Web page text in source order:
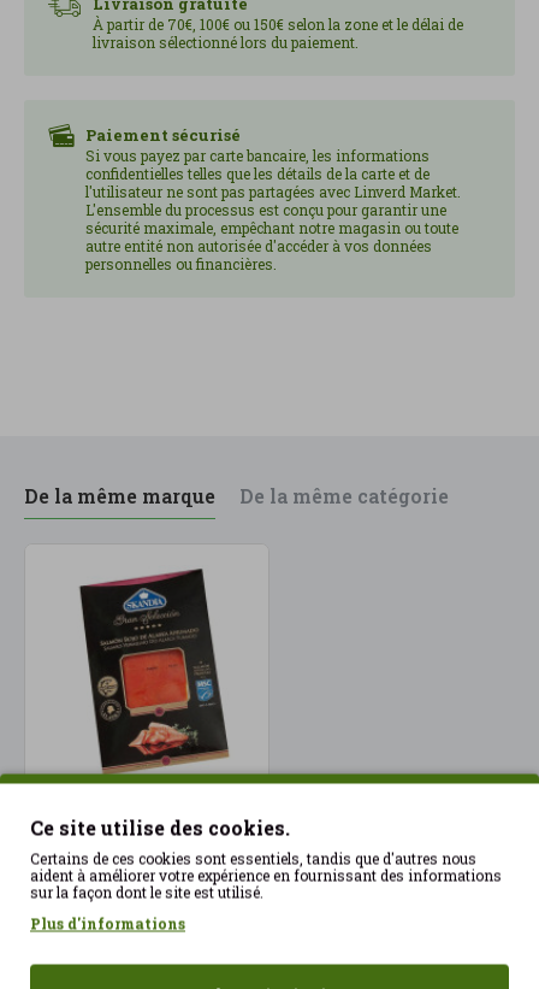
À partir de 70€, 100€ ou 150€ selon la zone et le délai de
livraison sélectionné lors du paiement.
Paiement sécurisé
Si vous payez par carte bancaire, les informations
confidentielles telles que les détails de la carte et de
l'utilisateur ne sont pas partagées avec Linverd Market.
L'ensemble du processus est conçu pour garantir une
sécurité maximale, empêchant notre magasin ou toute
autre entité non autorisée d'accéder à vos données
personnelles ou financières.
Après ouverture, conserver au réfrigérateur et
consommer de préférence dans les 48 heures.
De la même marque De la même catégorie
Saumon rouge fumé sans
gluten MSC Skandia
6.99€
Ce site utilise des cookies.
Certains de ces cookies sont essentiels, tandis que d'autres nous
aident à améliorer votre expérience en fournissant des informations
sur la façon dont le site est utilisé.
Plus d'informations